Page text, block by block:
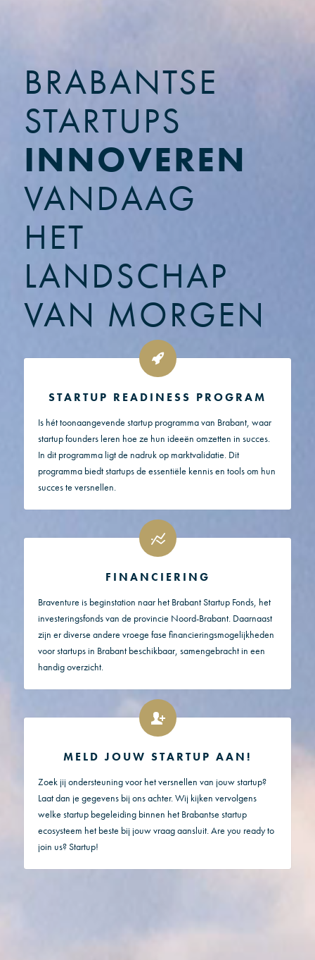
BRABANTSE
STARTUPS
INNOVEREN
VANDAAG
HET
LANDSCHAP
VAN MORGEN
STARTUP READINESS PROGRAM
Is hét toonaangevende startup programma van Brabant, waar
startup founders leren hoe ze hun ideeën omzetten in succes.
In dit programma ligt de nadruk op marktvalidatie. Dit
programma biedt startups de essentiële kennis en tools om hun
succes te versnellen.
FINANCIERING
Braventure is beginstation naar het Brabant Startup Fonds, het
investeringsfonds van de provincie Noord-Brabant. Daarnaast
zijn er diverse andere vroege fase financieringsmogelijkheden
voor startups in Brabant beschikbaar, samengebracht in een
handig overzicht.
MELD JOUW STARTUP AAN!
Zoek jij ondersteuning voor het versnellen van jouw startup?
Laat dan je gegevens bij ons achter. Wij kijken vervolgens
welke startup begeleiding binnen het Brabantse startup
ecosysteem het beste bij jouw vraag aansluit. Are you ready to
join us? Startup!